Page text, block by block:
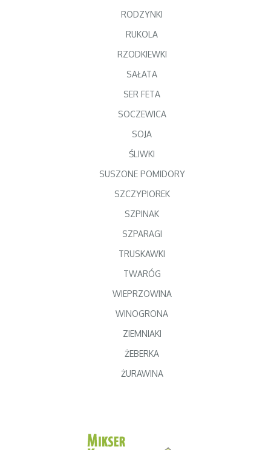
RODZYNKI
RUKOLA
RZODKIEWKI
SAŁATA
SER FETA
SOCZEWICA
SOJA
ŚLIWKI
SUSZONE POMIDORY
SZCZYPIOREK
SZPINAK
SZPARAGI
TRUSKAWKI
TWARÓG
WIEPRZOWINA
WINOGRONA
ZIEMNIAKI
ŻEBERKA
ŻURAWINA